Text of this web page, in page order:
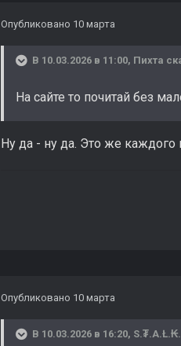
Опубликовано 10 марта
В 10.03.2026 в 11:00, Пихта
На сайте то почитай без
Ну да - ну да. Это же
Опубликовано 10 марта
В 10.03.2026 в 16:20,